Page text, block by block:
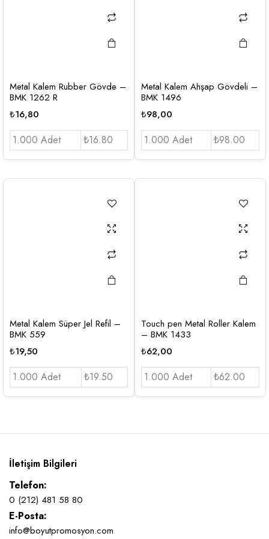
Metal Kalem Rubber Gövde –
BMK 1262 R
₺16,80
1.000 Adet ₺16.80
Metal Kalem Ahşap Gövdeli –
BMK 1496
₺98,00
1.000 Adet ₺98.00
Metal Kalem Süper Jel Refil –
BMK 559
₺19,50
1.000 Adet ₺19.50
Touch pen Metal Roller Kalem
– BMK 1433
₺62,00
1.000 Adet ₺62.00
İletişim Bilgileri
Telefon:
0 (212) 481 58 80
E-Posta:
info@boyutpromosyon.com